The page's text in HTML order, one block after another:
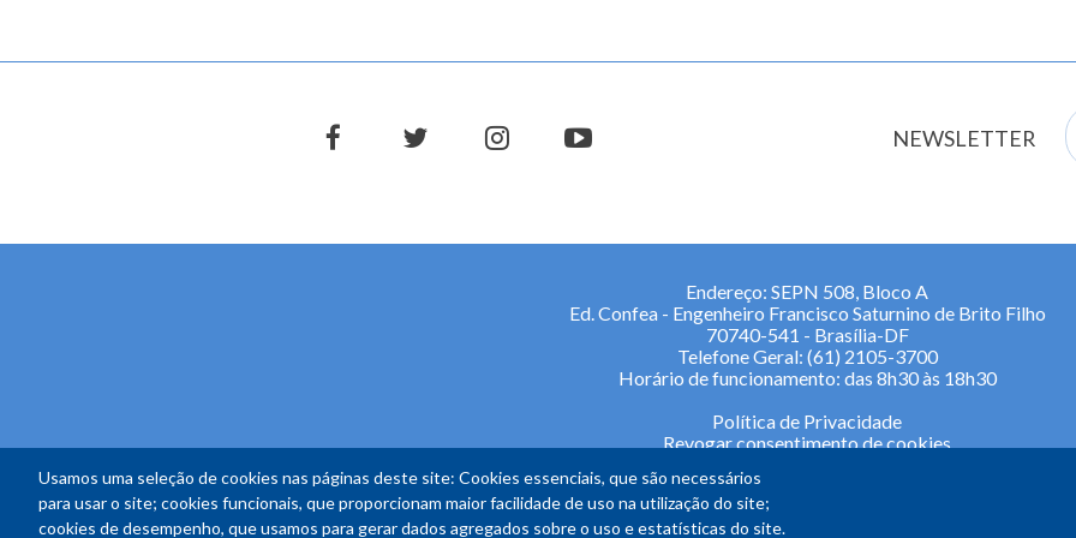
Usamos uma seleção de cookies nas páginas deste site: Cookies essenciais, que são necessários
para usar o site; cookies funcionais, que proporcionam maior facilidade de uso na utilização do site;
cookies de desempenho, que usamos para gerar dados agregados sobre o uso e estatísticas do site.
facebooktwitter instagramyoutube NEWSLETTER
Endereço: SEPN 508, Bloco A
Ed. Confea - Engenheiro Francisco Saturnino de Brito Filho
70740-541 - Brasília-DF
Telefone Geral: (61) 2105-3700
Horário de funcionamento: das 8h30 às 18h30
Política de Privacidade
Revogar consentimento de cookies